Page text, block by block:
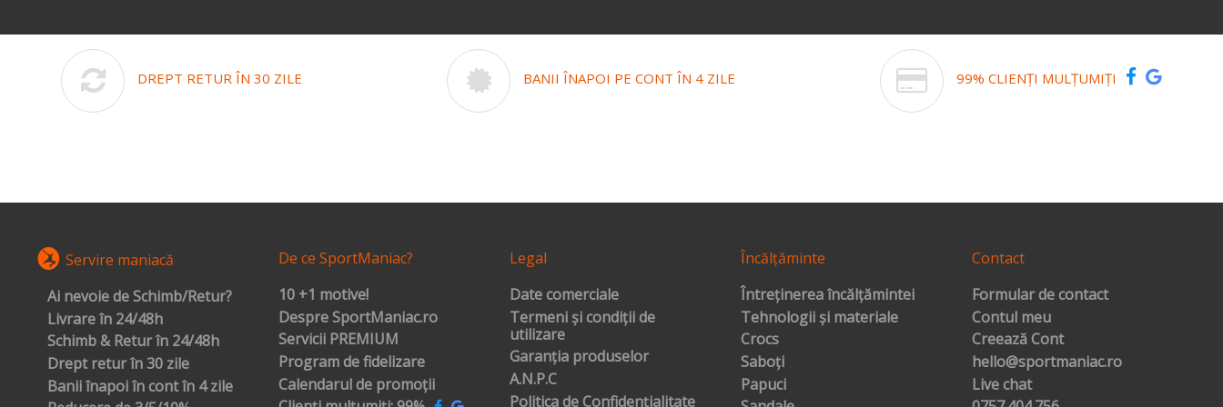
DREPT RETUR ÎN 30 ZILE BANII ÎNAPOI PE CONT ÎN 4 ZILE 99% CLIENȚI MULȚUMIȚI
Servire maniacă
Ai nevoie de Schimb/Retur?
Livrare în 24/48h
Schimb & Retur în 24/48h
Drept retur în 30 zile
Banii înapoi în cont în 4 zile
De ce SportManiac?
10 +1 motive!
Despre SportManiac.ro
Servicii PREMIUM
Program de fidelizare
Calendarul de promoții
Legal
Date comerciale
Termeni și condiții de
utilizare
Garanția produselor
A.N.P.C
Politica de Confidențialitate
Încălțăminte
Întreținerea încălțămintei
Tehnologii și materiale
Crocs
Saboți
Papuci
Contact
Formular de contact
Contul meu
Creează Cont
hello@sportmaniac.ro
Live chat